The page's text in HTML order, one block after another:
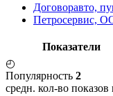
Договоравто,
Петросервис,
Показатели
◴
Популярность 2
средн. кол-во показов